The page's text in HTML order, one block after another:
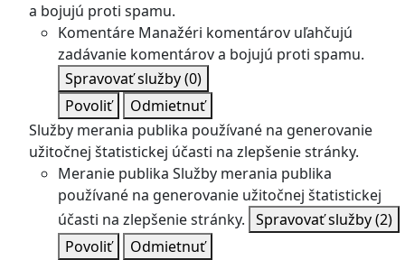
a bojujú proti spamu.
Komentáre Manažéri komentárov uľahčujú
zadávanie komentárov a bojujú proti spamu.
Spravovať služby(0)
Povoliť
Odmietnuť
Služby merania publika používané na generovanie
užitočnej štatistickej účasti na zlepšenie stránky.
Meranie publika Služby merania publika
používané na generovanie užitočnej štatistickej
účasti na zlepšenie stránky. Spravovať služby(2)
Povoliť
Odmietnuť